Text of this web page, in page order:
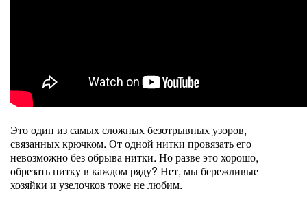
Это один из самых сложных безотрывных узоров,
связанных крючком. От одной нитки провязать его
невозможно без обрыва нитки. Но разве это хорошо,
обрезать нитку в каждом ряду? Нет, мы бережливые
хозяйки и узелочков тоже не любим.